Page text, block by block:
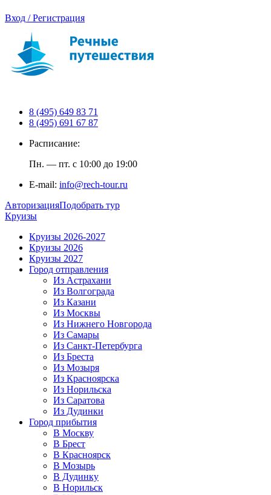
Вход / Регистрация
8 (495) 649 83 71
8 (495) 691 67 87
Расписание:
Пн. — пт. с 10:00 до 19:00
E-mail: info@rech-tour.ru
АвторизацияПодобрать тур
Круизы
Круизы 2026-2027
Круизы 2026
Круизы 2027
Город отправления
Из Астрахани
Из Волгограда
Из Казани
Из Москвы
Из Нижнего Новгорода
Из Самары
Из Санкт-Петербурга
Из Бреста
Из Мозыря
Из Красноярска
Из Норильска
Из Саратова
Из Дудинки
Город прибытия
В Москву
В Брест
В Красноярск
В Мозырь
В Дудинку
В Норильск